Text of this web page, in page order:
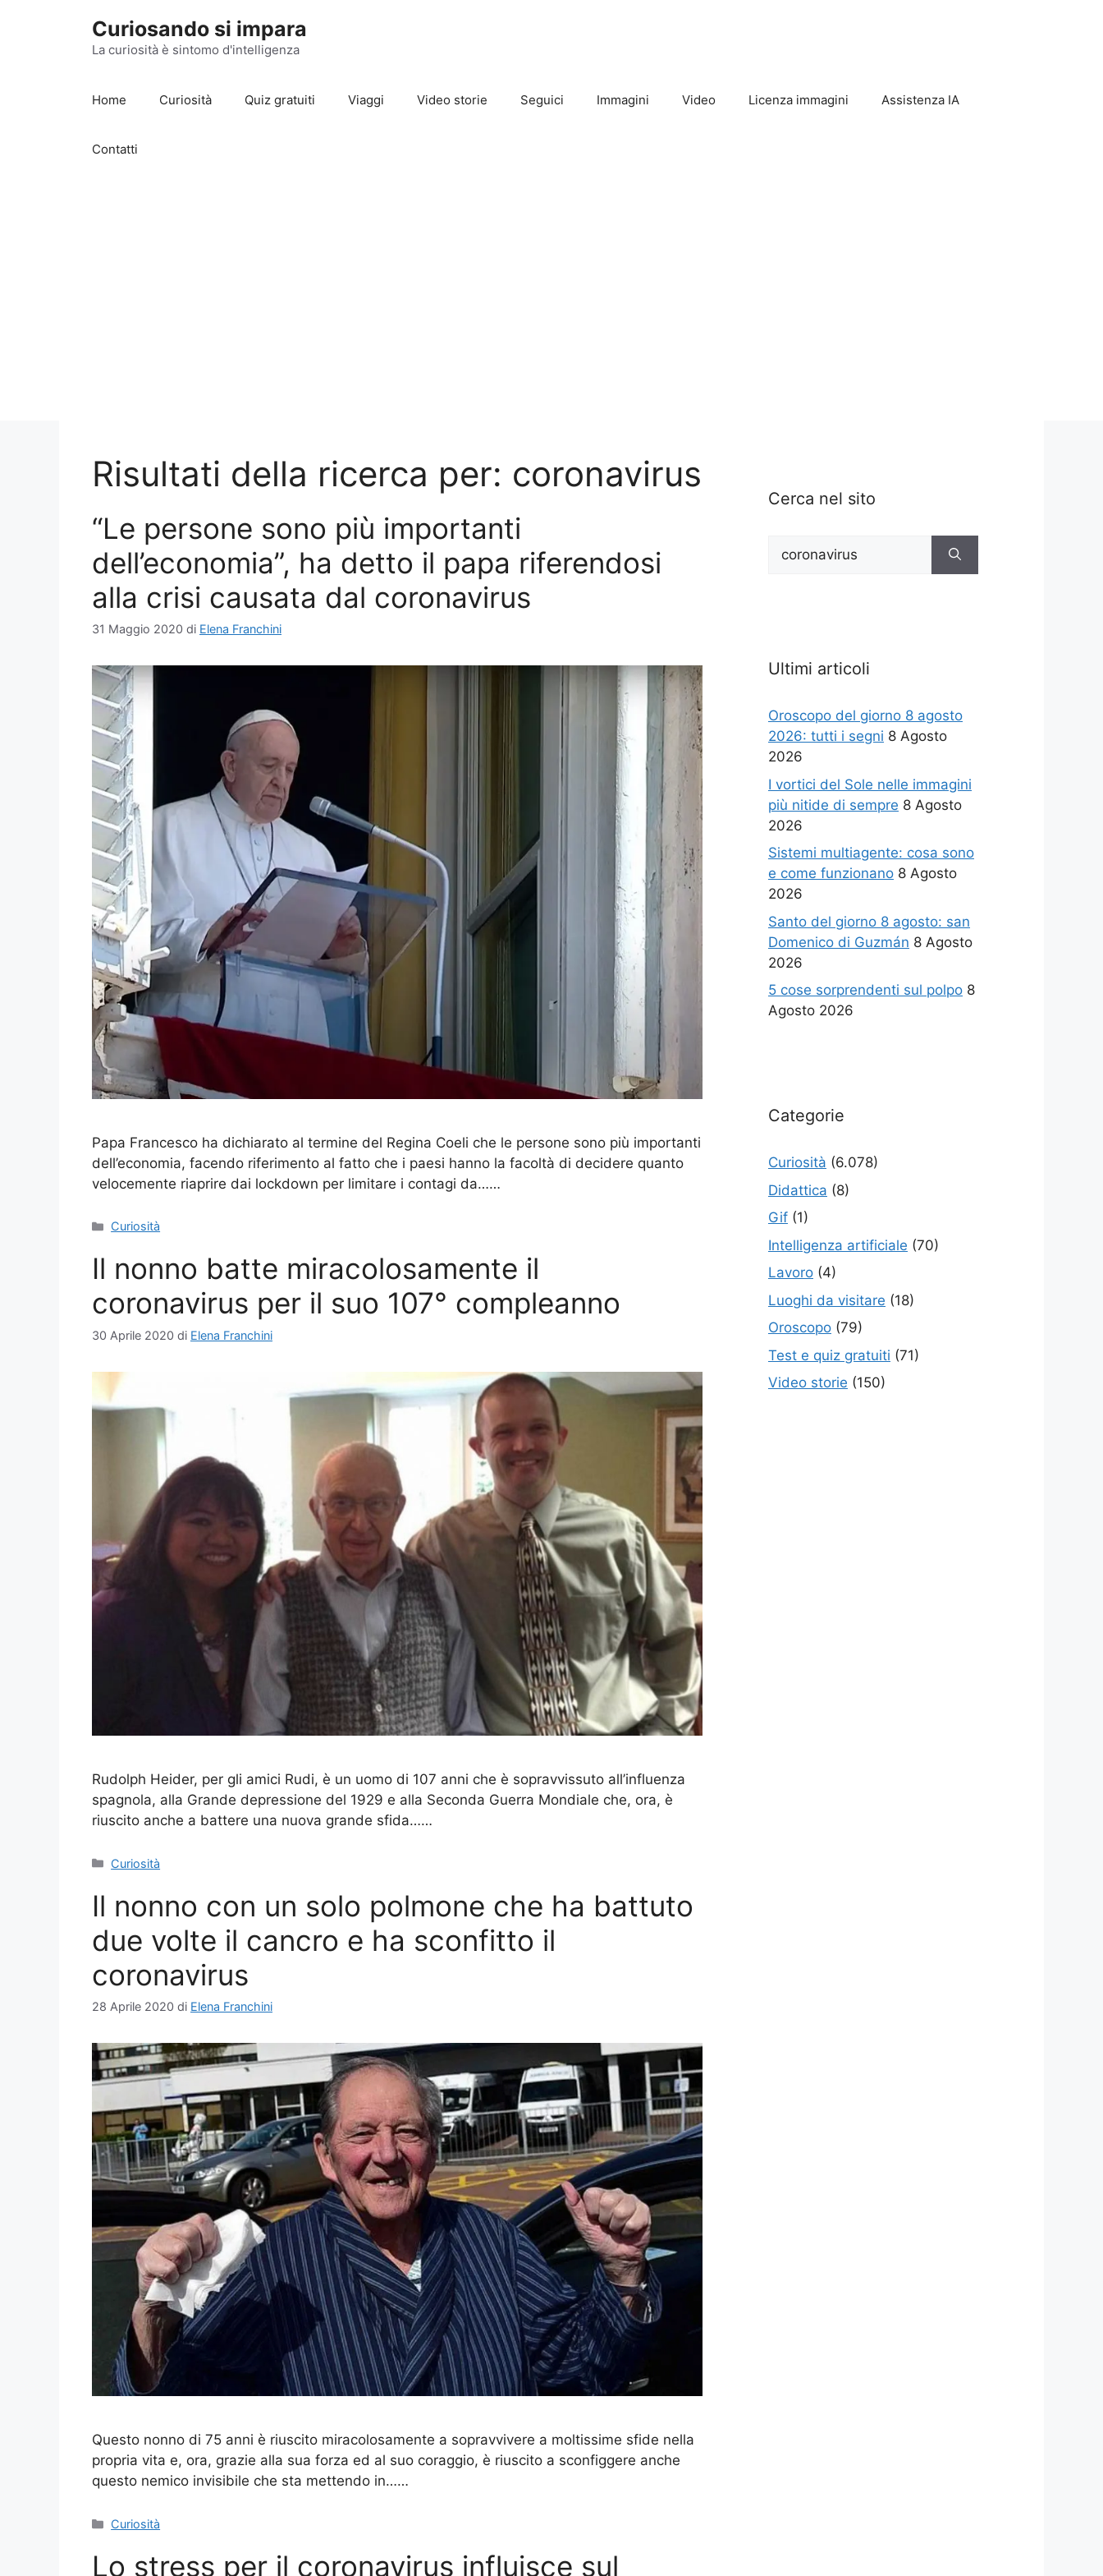
Curiosando si impara
La curiosità è sintomo d'intelligenza
Home Curiosità Quiz gratuiti Viaggi Video storie Seguici Immagini Video Licenza immagini Assistenza IA
Contatti
Risultati della ricerca per: coronavirus
“Le persone sono più importanti
dell’economia”, ha detto il papa riferendosi
alla crisi causata dal coronavirus
31 Maggio 2020 di Elena Franchini
Papa Francesco ha dichiarato al termine del Regina Coeli che le persone sono più importanti
dell’economia, facendo riferimento al fatto che i paesi hanno la facoltà di decidere quanto
velocemente riaprire dai lockdown per limitare i contagi da……
Categorie
Curiosità
Il nonno batte miracolosamente il
coronavirus per il suo 107° compleanno
30 Aprile 2020 di Elena Franchini
Rudolph Heider, per gli amici Rudi, è un uomo di 107 anni che è sopravvissuto all’influenza
spagnola, alla Grande depressione del 1929 e alla Seconda Guerra Mondiale che, ora, è
riuscito anche a battere una nuova grande sfida……
Categorie
Curiosità
Il nonno con un solo polmone che ha battuto
due volte il cancro e ha sconfitto il
coronavirus
28 Aprile 2020 di Elena Franchini
Questo nonno di 75 anni è riuscito miracolosamente a sopravvivere a moltissime sfide nella
propria vita e, ora, grazie alla sua forza ed al suo coraggio, è riuscito a sconfiggere anche
questo nemico invisibile che sta mettendo in……
Categorie
Curiosità
Lo stress per il coronavirus influisce sul
Cerca nel sito
per:
Ultimi articoli
Oroscopo del giorno 8 agosto
2026: tutti i segni 8 Agosto
2026
I vortici del Sole nelle immagini
più nitide di sempre 8 Agosto
2026
Sistemi multiagente: cosa sono
e come funzionano 8 Agosto
2026
Santo del giorno 8 agosto: san
Domenico di Guzmán 8 Agosto
2026
5 cose sorprendenti sul polpo 8
Agosto 2026
Categorie
Curiosità (6.078)
Didattica (8)
Gif (1)
Intelligenza artificiale (70)
Lavoro (4)
Luoghi da visitare (18)
Oroscopo (79)
Test e quiz gratuiti (71)
Video storie (150)